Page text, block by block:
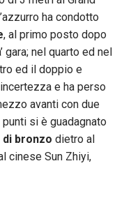
ha condotto
, al primo posto dopo
gara; nel quarto ed nel
ed il doppio e
e ha perso
avanti con due
si è guadagnato
di bronzo dietro al
cinese Sun Zhiyi,